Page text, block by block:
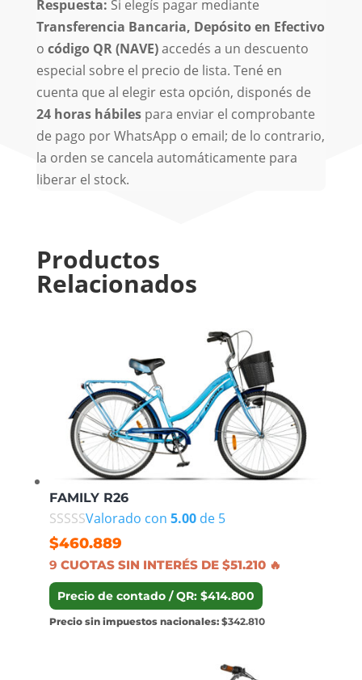
Respuesta: Si elegís pagar mediante
Transferencia Bancaria, Depósito en Efectivo
o código QR (NAVE)accedés a un descuento
especial sobre el precio de lista. Tené en
cuenta que al elegir esta opción, disponés de
24 horas hábilespara enviar el comprobante
de pago por WhatsApp o email; de lo contrario,
la orden se cancela automáticamente para
liberar el stock.
Productos
Relacionados
FAMILY R26
Valorado con 5.00de 5
$460.889
9 CUOTAS SIN INTERÉS DE $51.210 🔥
Precio de contado / QR: $414.800
Precio sin impuestos nacionales: $342.810